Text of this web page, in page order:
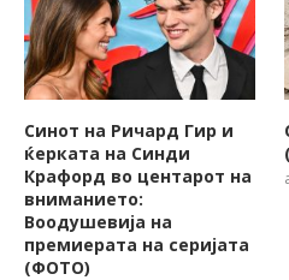
Синот на Ричард Гир и
ќерката на Синди
Крафорд во центарот на
вниманието:
Воодушевија на
премиерата на серијата
(ФОТО)